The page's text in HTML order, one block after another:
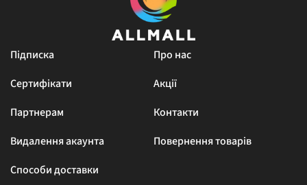
Підписка
Про нас
Сертифікати
Акції
Партнерам
Контакти
Видалення акаунта
Повернення товарів
Способи доставки